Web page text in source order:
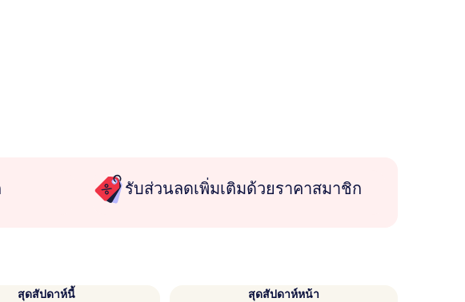
รับส่วนลดเพิ่มเติมด้วยราคาสมาชิก
สุดสัปดาห์นี้
สุดสัปดาห์หน้า